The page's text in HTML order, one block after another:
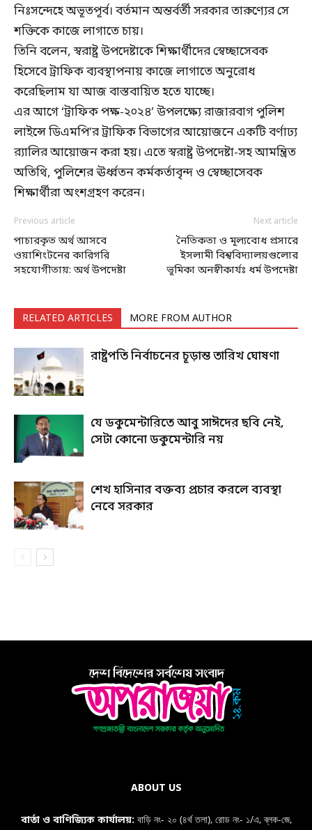
নিঃসন্দেহে অভূতপূর্ব। বর্তমান অন্তর্বর্তী সরকার তারুণ্যের সে
শক্তিকে কাজে লাগাতে চায়।
তিনি বলেন, স্বরাষ্ট্র উপদেষ্টাকে শিক্ষার্থীদের স্বেচ্ছাসেবক
হিসেবে ট্রাফিক ব্যবস্থাপনায় কাজে লাগাতে অনুরোধ
করেছিলাম যা আজ বাস্তবায়িত হতে যাচ্ছে।
এর আগে ‘ট্রাফিক পক্ষ-২০২৪’ উপলক্ষ্যে রাজারবাগ পুলিশ
লাইন্সে ডিএমপি’র ট্রাফিক বিভাগের আয়োজনে একটি বর্ণাঢ্য
র‌্যালির আয়োজন করা হয়। এতে স্বরাষ্ট্র উপদেষ্টা-সহ আমন্ত্রিত
অতিথি, পুলিশের ঊর্ধ্বতন কর্মকর্তাবৃন্দ ও স্বেচ্ছাসেবক
শিক্ষার্থীরা অংশগ্রহণ করেন।
Previous article
পাচারকৃত অর্থ আসবে
ওয়াশিংটনের কারিগরি
সহযোগীতায়: অর্থ উপদেষ্টা
Next article
নৈতিকতা ও মূল্যবোধ প্রসারে
ইসলামী বিশ্ববিদ্যালয়গুলোর
ভূমিকা অনস্বীকার্যঃ ধর্ম উপদেষ্টা
RELATED ARTICLES MORE FROM AUTHOR
রাষ্ট্রপতি নির্বাচনের চূড়ান্ত তারিখ ঘোষণা
যে ডকুমেন্টারিতে আবু সাঈদের ছবি নেই,
সেটা কোনো ডকুমেন্টারি নয়
শেখ হাসিনার বক্তব্য প্রচার করলে ব্যবস্থা
নেবে সরকার
ABOUT US
বার্তা ও বাণিজ্যিক কার্যালয়: বাড়ি নং- ২০ (৪র্থ তলা), রোড নং- ১/এ, ব্লক-জে,